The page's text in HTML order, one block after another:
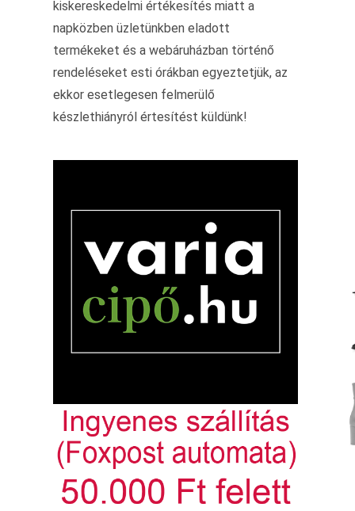
kiskereskedelmi értékesítés miatt a
napközben üzletünkben eladott
termékeket és a webáruházban történő
rendeléseket esti órákban egyeztetjük, az
ekkor esetlegesen felmerülő
készlethiányról értesítést küldünk!